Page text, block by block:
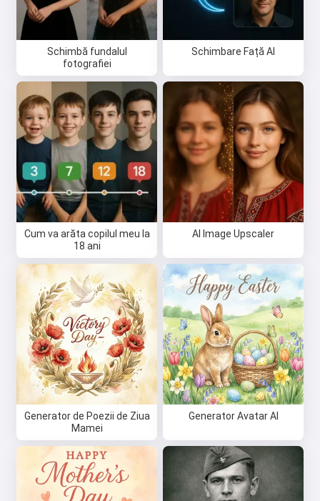
Schimbă fundalul
fotografiei
Schimbare Față AI
Cum va arăta copilul meu la
18 ani
AI Image Upscaler
Generator de Poezii de Ziua
Mamei
Generator Avatar AI
Salut 👋
Pot crea cântece, scrie poezii și
Încearcă gratuit
Accept: Termenii serviciului,
Politica de confidențialitate,
Politica de rambursare